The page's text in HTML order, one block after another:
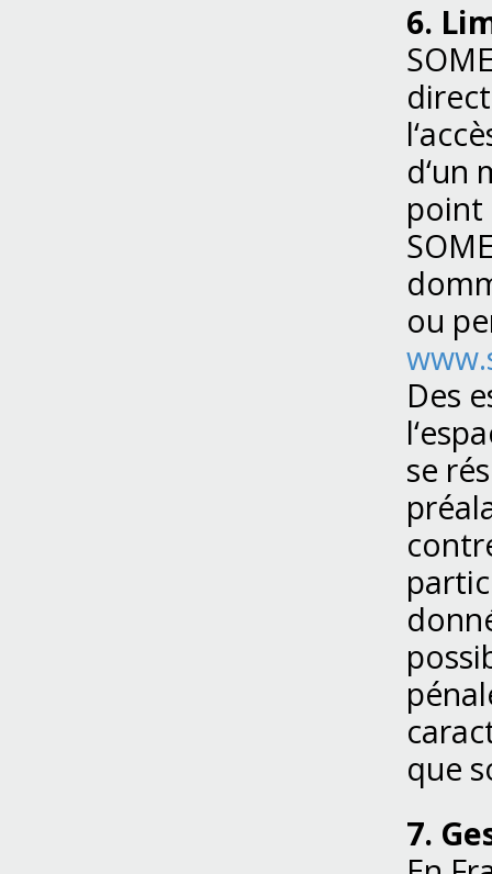
6.
d‘un
point
ou
Des
se
que
7.